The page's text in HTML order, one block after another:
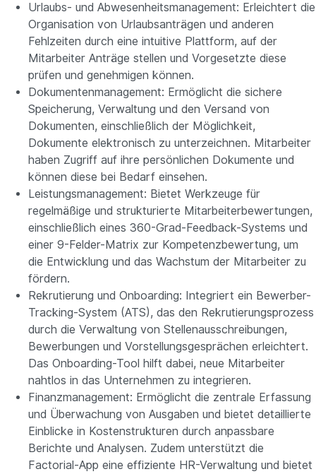
Urlaubs- und Abwesenheitsmanagement: Erleichtert die
Organisation von Urlaubsanträgen und anderen
Fehlzeiten durch eine intuitive Plattform, auf der
Mitarbeiter Anträge stellen und Vorgesetzte diese
prüfen und genehmigen können.
Dokumentenmanagement: Ermöglicht die sichere
Speicherung, Verwaltung und den Versand von
Dokumenten, einschließlich der Möglichkeit,
Dokumente elektronisch zu unterzeichnen. Mitarbeiter
haben Zugriff auf ihre persönlichen Dokumente und
können diese bei Bedarf einsehen.
Leistungsmanagement: Bietet Werkzeuge für
regelmäßige und strukturierte Mitarbeiterbewertungen,
einschließlich eines 360-Grad-Feedback-Systems und
einer 9-Felder-Matrix zur Kompetenzbewertung, um
die Entwicklung und das Wachstum der Mitarbeiter zu
fördern.
Rekrutierung und Onboarding: Integriert ein Bewerber-
Tracking-System (ATS), das den Rekrutierungsprozess
durch die Verwaltung von Stellenausschreibungen,
Bewerbungen und Vorstellungsgesprächen erleichtert.
Das Onboarding-Tool hilft dabei, neue Mitarbeiter
nahtlos in das Unternehmen zu integrieren.
Finanzmanagement: Ermöglicht die zentrale Erfassung
und Überwachung von Ausgaben und bietet detaillierte
Einblicke in Kostenstrukturen durch anpassbare
Berichte und Analysen. Zudem unterstützt die
Factorial-App eine effiziente HR-Verwaltung und bietet